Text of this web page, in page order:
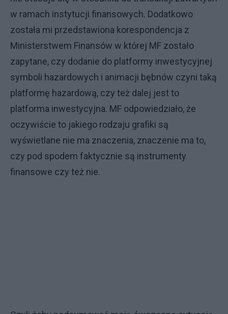
w ramach instytucji finansowych. Dodatkowo
została mi przedstawiona korespondencja z
Ministerstwem Finansów w której MF zostało
zapytane, czy dodanie do platformy inwestycyjnej
symboli hazardowych i animacji bębnów czyni taką
platformę hazardową, czy też dalej jest to
platforma inwestycyjna. MF odpowiedziało, że
oczywiście to jakiego rodzaju grafiki są
wyświetlane nie ma znaczenia, znaczenie ma to,
czy pod spodem faktycznie są instrumenty
finansowe czy też nie.